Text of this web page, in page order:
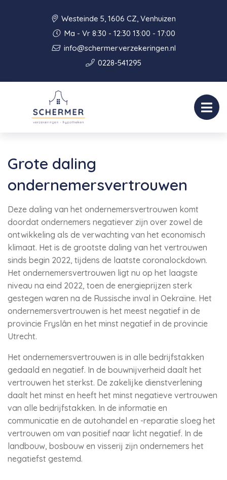
Westeinde 5, 1606 CZ, Venhuizen
Ma - Vr 8:30 - 12:30 13:00 - 17:00
info@schermerverzekeringen.nl
0228-541295
Grote daling
ondernemersvertrouwen
Deze daling van het ondernemersvertrouwen komt
doordat ondernemers negatiever zijn over zowel de
ontwikkeling als de verwachting van het economisch
klimaat. Het is de grootste daling van het vertrouwen
sinds begin 2022, tijdens de laatste coronalockdown.
Het ondernemersvertrouwen ligt nu op het laagste
niveau na eind 2022, toen de energieprijzen sterk
gestegen waren na de Russische inval in Oekraïne. Het
ondernemersvertrouwen is het meest negatief in de
provincie Fryslân en het minst negatief in de provincie
Utrecht.
Het ondernemersvertrouwen is in alle bedrijfstakken
gedaald en negatief. In de bouwnijverheid daalt het
vertrouwen het sterkst. De zakelijke dienstverlening
daalt het minst en heeft het minst negatieve vertrouwen
van alle bedrijfstakken. In de informatie en
communicatie en de autohandel en -reparatie sloeg het
vertrouwen om van positief naar licht negatief. In de
landbouw, bosbouw en visserij zijn ondernemers het
negatiefst gestemd.